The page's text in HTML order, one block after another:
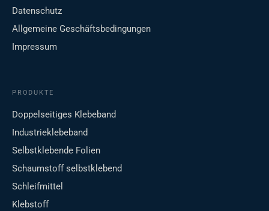
Datenschutz
Allgemeine Geschäftsbedingungen
Impressum
PRODUKTE
Doppelseitiges Klebeband
Industrieklebeband
Selbstklebende Folien
Schaumstoff selbstklebend
Schleifmittel
Klebstoff